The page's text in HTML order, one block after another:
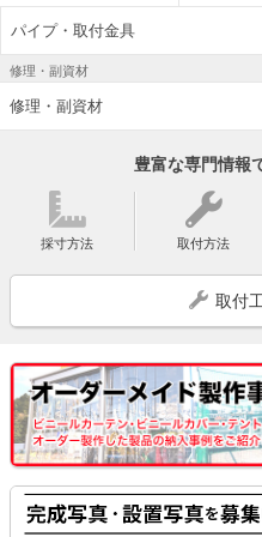
パイプ・取付金具
修理・副資材
修理・副資材
豊富な専門情報
採寸方法 取付方法
取付